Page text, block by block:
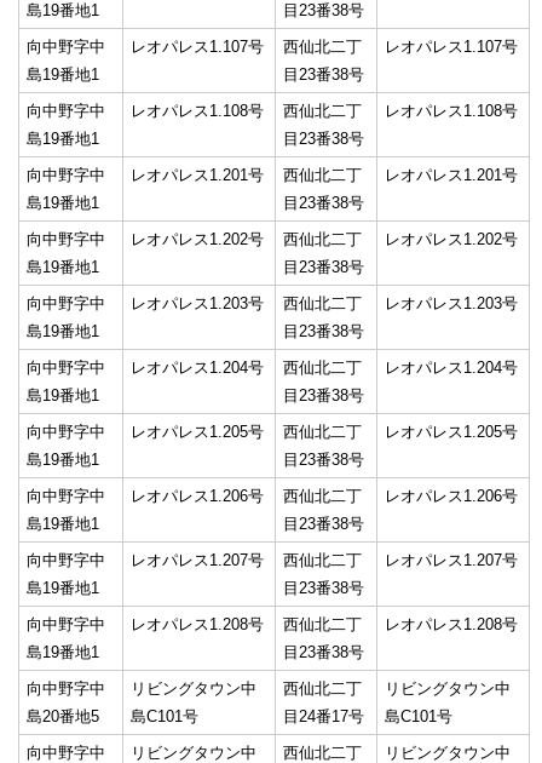
島19番地1
目23番38号
向中野字中
島19番地1
レオパレス1.107号
西仙北二丁
目23番38号
レオパレス1.107号
向中野字中
島19番地1
レオパレス1.108号
西仙北二丁
目23番38号
レオパレス1.108号
向中野字中
島19番地1
レオパレス1.201号
西仙北二丁
目23番38号
レオパレス1.201号
向中野字中
島19番地1
レオパレス1.202号
西仙北二丁
目23番38号
レオパレス1.202号
向中野字中
島19番地1
レオパレス1.203号
西仙北二丁
目23番38号
レオパレス1.203号
向中野字中
島19番地1
レオパレス1.204号
西仙北二丁
目23番38号
レオパレス1.204号
向中野字中
島19番地1
レオパレス1.205号
西仙北二丁
目23番38号
レオパレス1.205号
向中野字中
島19番地1
レオパレス1.206号
西仙北二丁
目23番38号
レオパレス1.206号
向中野字中
島19番地1
レオパレス1.207号
西仙北二丁
目23番38号
レオパレス1.207号
向中野字中
島19番地1
レオパレス1.208号
西仙北二丁
目23番38号
レオパレス1.208号
向中野字中
島20番地5
リビングタウン中
島C101号
西仙北二丁
目24番17号
リビングタウン中
島C101号
向中野字中
リビングタウン中
西仙北二丁
リビングタウン中